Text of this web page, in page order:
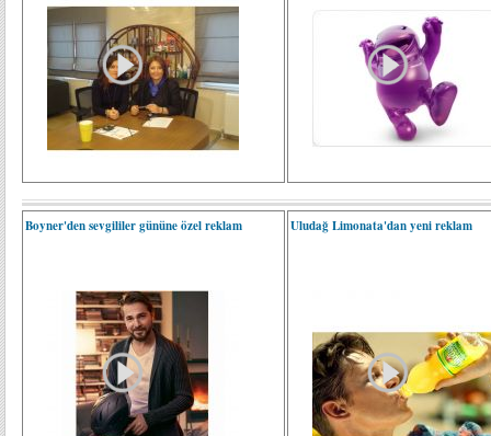
Boyner'den sevgililer gününe özel reklam Uludağ Limonata'dan yeni reklam